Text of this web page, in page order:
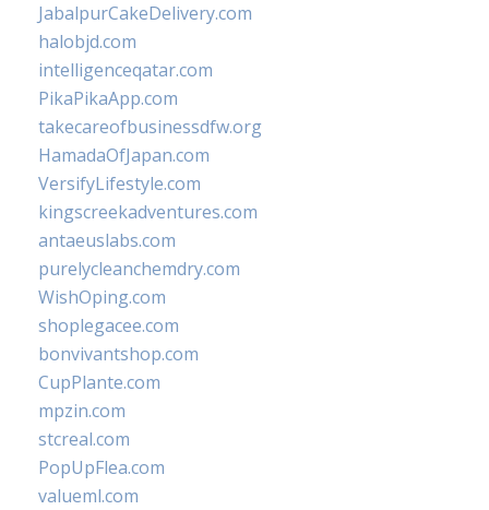
JabalpurCakeDelivery.com
halobjd.com
intelligenceqatar.com
PikaPikaApp.com
takecareofbusinessdfw.org
HamadaOfJapan.com
VersifyLifestyle.com
kingscreekadventures.com
antaeuslabs.com
purelycleanchemdry.com
WishOping.com
shoplegacee.com
bonvivantshop.com
CupPlante.com
mpzin.com
stcreal.com
PopUpFlea.com
valueml.com